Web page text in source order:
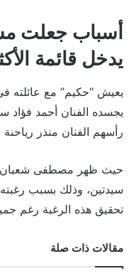
أسباب جعلت
يدخل قائمة
يعيش “حكيم” مع عائلته
يجسده الفنان أحمد فؤاد
رأسهم الفنان منذر
حيث ظهر مصطفى شعبان
سيدتين، وذلك بسبب
تحقيق هذه الرغبة رغم
مقالات ذات صلة